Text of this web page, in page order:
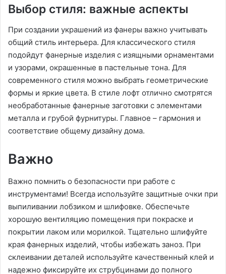
Выбор стиля: важные аспекты
При создании украшений из фанеры важно учитывать
общий стиль интерьера. Для классического стиля
подойдут фанерные изделия с изящными орнаментами
и узорами, окрашенные в пастельные тона. Для
современного стиля можно выбрать геометрические
формы и яркие цвета. В стиле лофт отлично смотрятся
необработанные фанерные заготовки с элементами
металла и грубой фурнитуры. Главное – гармония и
соответствие общему дизайну дома.
Важно
Важно помнить о безопасности при работе с
инструментами! Всегда используйте защитные очки при
выпиливании лобзиком и шлифовке. Обеспечьте
хорошую вентиляцию помещения при покраске и
покрытии лаком или морилкой. Тщательно шлифуйте
края фанерных изделий, чтобы избежать заноз. При
склеивании деталей используйте качественный клей и
надежно фиксируйте их струбцинами до полного